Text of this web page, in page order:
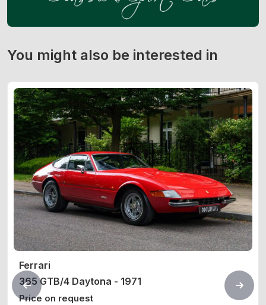
You might also be interested in
Ferrari
365 GTB/4 Daytona - 1971
Price on request